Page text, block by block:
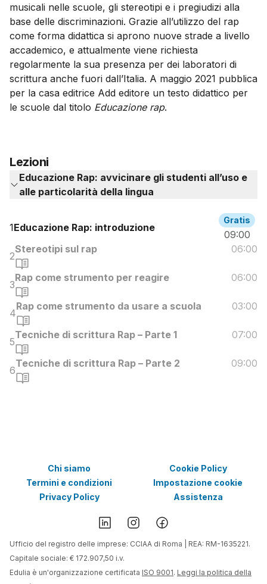
musicali nelle scuole, gli stereotipi e i pregiudizi alla
base delle discriminazioni. Grazie all’utilizzo del rap
come forma didattica si aprono nuove strade a livello
accademico, e attualmente viene richiesta
regolarmente la sua presenza per dei laboratori di
scrittura anche fuori dall’Italia. A maggio 2021 pubblica
per la casa editrice Add editore un testo didattico per
le scuole dal titolo Educazione rap.
Lezioni
Educazione Rap: avvicinare gli studenti all’uso e
alle particolarità della lingua
1Educazione Rap: introduzione
Gratis
09:00
2
Stereotipi sul rap 06:00
3
Rap come strumento per reagire 06:00
4
Rap come strumento da usare a scuola 03:00
5
Tecniche di scrittura Rap – Parte 1 07:00
6
Tecniche di scrittura Rap – Parte 2 09:00
Chi siamo
Termini e condizioni
Privacy Policy
Cookie Policy
Impostazione cookie
Assistenza
Ufficio del registro delle imprese: CCIAA di Roma | REA: RM-1635221.
Capitale sociale: € 172.907,50 i.v.
Edulia è un'organizzazione certificata ISO 9001. Leggi la politica della